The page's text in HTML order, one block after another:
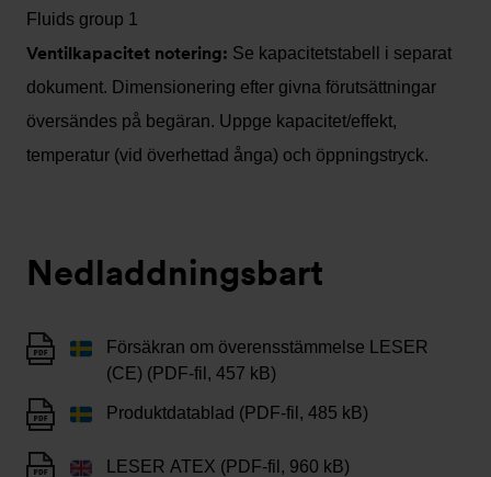
Fluids group 1
Ventilkapacitet notering: Se kapacitetstabell i separat
dokument. Dimensionering efter givna förutsättningar
översändes på begäran. Uppge kapacitet/effekt,
temperatur (vid överhettad ånga) och öppningstryck.
Nedladdningsbart
Försäkran om överensstämmelse LESER
(CE) (PDF-fil, 457 kB)
Produktdatablad (PDF-fil, 485 kB)
LESER ATEX (PDF-fil, 960 kB)